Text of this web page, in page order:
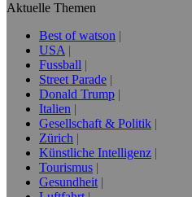
Aktuelle Themen
Best of watson
USA
Fussball
Street Parade
Donald Trump
Italien
Gesellschaft & Politik
Zürich
Künstliche Intelligenz
Tourismus
Gesundheit